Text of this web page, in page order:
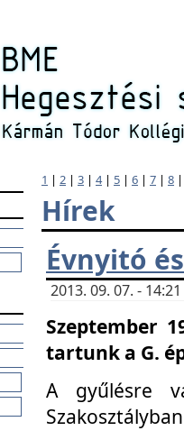
1 | 2 | 3 | 4| 5 | 6 | 7 | 8
Hírek
Évnyitó
2013. 09. 07. -
Szeptember
tartunk a G.
A gyűlésre